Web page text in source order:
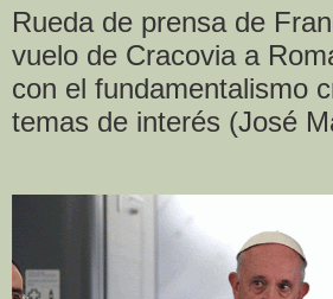
Rueda de prensa de
vuelo de Cracovia a
con el fundamentalismo
temas de interés (José